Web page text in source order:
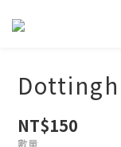
NT$150
數量